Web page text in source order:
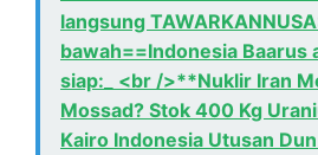
langsung
bawah==Indonesia Baarus
siap:_ <br />**Nuklir Iran
Mossad? Stok 400 Kg
Kairo Indonesia Utusan